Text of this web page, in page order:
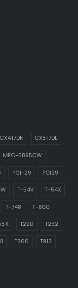
CX417DN CX517DE
MFC-5895CW
PGI-29 PGI29
T-54V T-54X
T-748 T-800
T220 T252
T800 T913